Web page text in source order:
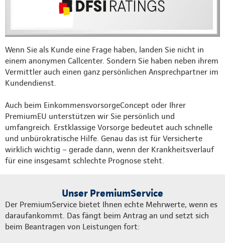
Wenn Sie als Kunde eine Frage haben, landen Sie nicht in
einem anonymen Callcenter. Sondern Sie haben neben ihrem
Vermittler auch einen ganz persönlichen Ansprechpartner im
Kundendienst.
Auch beim EinkommensvorsorgeConcept oder Ihrer
PremiumEU unterstützen wir Sie persönlich und
umfangreich. Erstklassige Vorsorge bedeutet auch schnelle
und unbürokratische Hilfe. Genau das ist für Versicherte
wirklich wichtig – gerade dann, wenn der Krankheitsverlauf
für eine insgesamt schlechte Prognose steht.
Unser PremiumService
Der PremiumService bietet Ihnen echte Mehrwerte, wenn es
daraufankommt. Das fängt beim Antrag an und setzt sich
beim Beantragen von Leistungen fort: